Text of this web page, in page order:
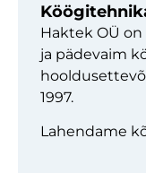
Haktek OÜ
ja pädevaim
1997.
Lahendame